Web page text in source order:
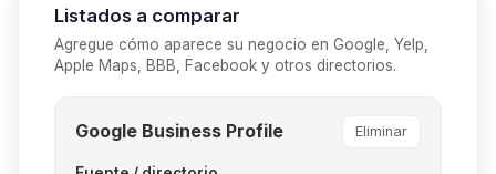
Listados a comparar
Agregue cómo aparece su negocio en Google, Yelp,
Apple Maps, BBB, Facebook y otros directorios.
Google Business Profile Eliminar